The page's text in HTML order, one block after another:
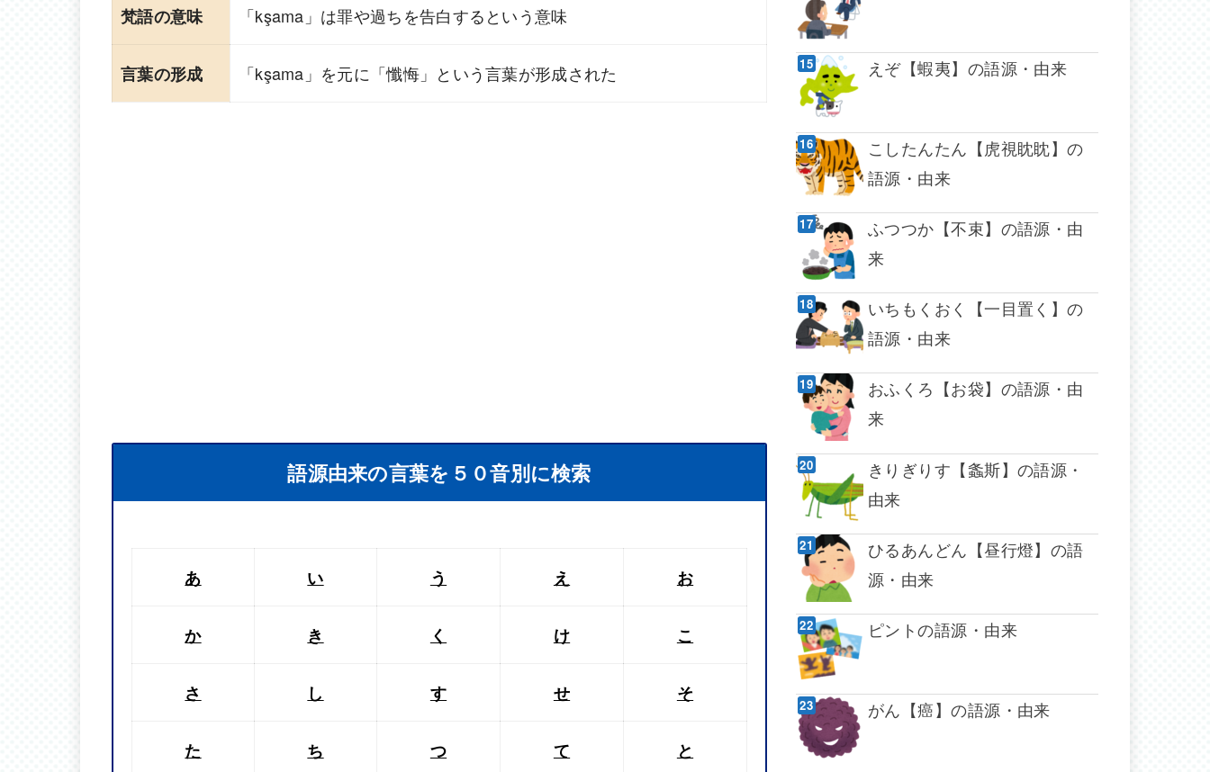
梵語の意味 「kşama」は罪や過ちを告白するという意味
言葉の形成 「kşama」を元に「懺悔」という言葉が形成された
語源由来の言葉を５０音別に検索
あ い う え お
か き く け こ
さ し す せ そ
た ち つ て と
えぞ【蝦夷】の語源・由来
こしたんたん【虎視眈眈】の
語源・由来
ふつつか【不束】の語源・由
来
いちもくおく【一目置く】の
語源・由来
おふくろ【お袋】の語源・由
来
きりぎりす【螽斯】の語源・
由来
ひるあんどん【昼行燈】の語
源・由来
ピントの語源・由来
がん【癌】の語源・由来